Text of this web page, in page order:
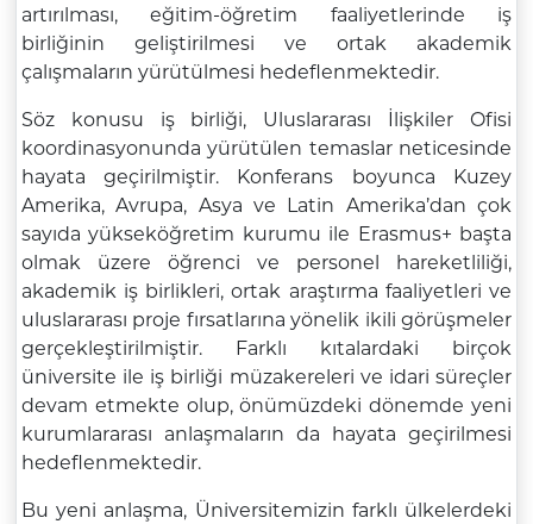
artırılması, eğitim-öğretim faaliyetlerinde iş
birliğinin geliştirilmesi ve ortak akademik
çalışmaların yürütülmesi hedeflenmektedir.
Söz konusu iş birliği, Uluslararası İlişkiler Ofisi
koordinasyonunda yürütülen temaslar neticesinde
hayata geçirilmiştir. Konferans boyunca Kuzey
Amerika, Avrupa, Asya ve Latin Amerika’dan çok
sayıda yükseköğretim kurumu ile Erasmus+ başta
olmak üzere öğrenci ve personel hareketliliği,
akademik iş birlikleri, ortak araştırma faaliyetleri ve
uluslararası proje fırsatlarına yönelik ikili görüşmeler
gerçekleştirilmiştir. Farklı kıtalardaki birçok
üniversite ile iş birliği müzakereleri ve idari süreçler
devam etmekte olup, önümüzdeki dönemde yeni
kurumlararası anlaşmaların da hayata geçirilmesi
hedeflenmektedir.
Bu yeni anlaşma, Üniversitemizin farklı ülkelerdeki